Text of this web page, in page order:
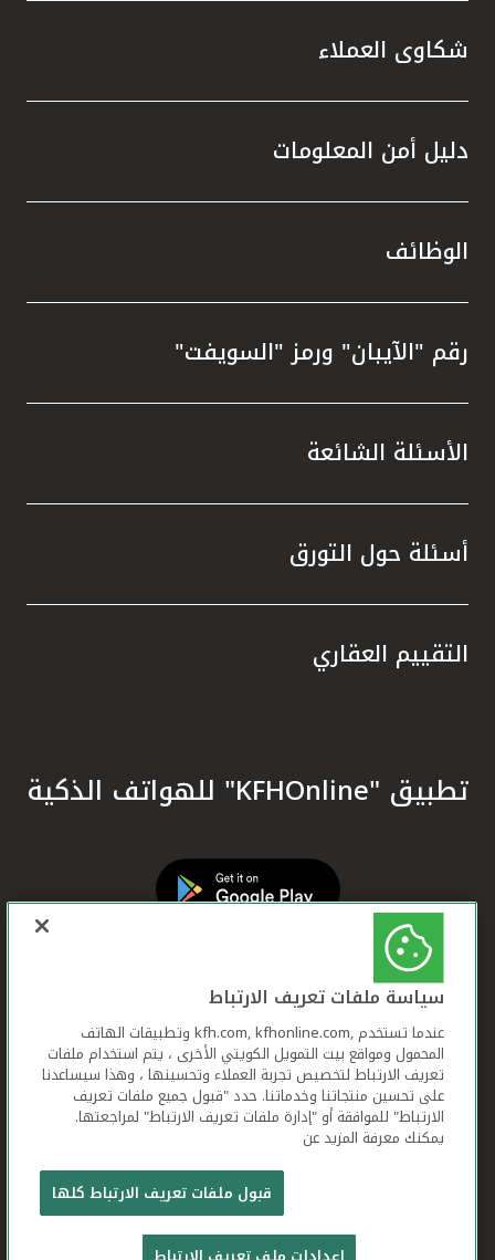
شكاوى العملاء
دليل أمن المعلومات
الوظائف
رقم "الآيبان" ورمز "السويفت"
الأسئلة الشائعة
أسئلة حول التورق
التقييم العقاري
تطبيق "KFHOnline" للهواتف الذكية
بيت التمويل الكويتي جميع الحقوق محفوظة © 2026
شروط وأحكام استخدام الموقع الإلكتروني
سياسة ملفات تعريف الارتباط
عندما تستخدم ,kfh.com, kfhonline.com وتطبيقات الهاتف
المحمول ومواقع بيت التمويل الكويتي الأخرى ، يتم استخدام ملفات
تعريف الارتباط لتخصيص تجربة العملاء وتحسينها ، وهذا سيساعدنا
على تحسين منتجاتنا وخدماتنا. حدد "قبول جميع ملفات تعريف
الارتباط" للموافقة أو "إدارة ملفات تعريف الارتباط" لمراجعتها.
يمكنك معرفة المزيد عن
قبول ملفات تعريف الارتباط كلها